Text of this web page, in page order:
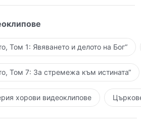
Том 1: Явяването и делото на Бог“
Том 7: За стремежа към истината“
хорови видеоклипове